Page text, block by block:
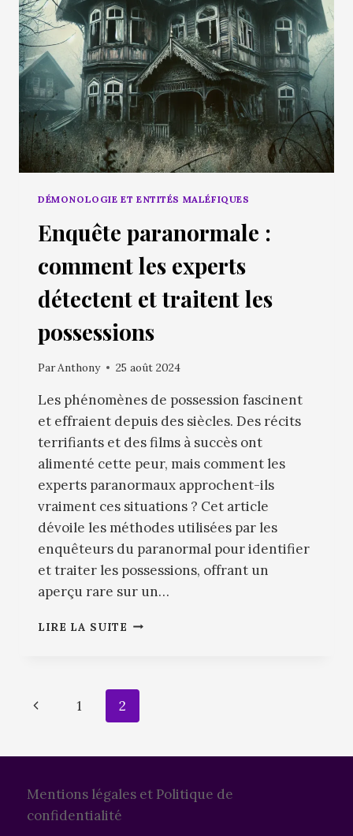
DU
MAL
DÉMONOLOGIE ET ENTITÉS MALÉFIQUES
Enquête paranormale :
comment les experts
détectent et traitent les
possessions
ParAnthony 25 août 2024
Les phénomènes de possession fascinent
et effraient depuis des siècles. Des récits
terrifiants et des films à succès ont
alimenté cette peur, mais comment les
experts paranormaux approchent-ils
vraiment ces situations ? Cet article
dévoile les méthodes utilisées par les
enquêteurs du paranormal pour identifier
et traiter les possessions, offrant un
aperçu rare sur un…
LIRE LA SUITE ENQUÊTE
LES
DÉTECTENT
TRAITENT
POSSESSIONS
Navigation
Page
1 2
Mentions légales et Politique de
confidentialité